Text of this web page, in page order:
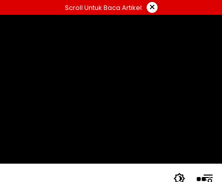
ke
Scroll Untuk Baca Artikel ×